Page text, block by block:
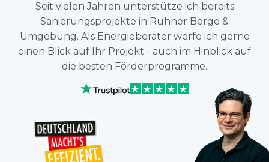
Seit vielen Jahren unterstütze ich bereits
Sanierungsprojekte in Ruhner Berge &
Umgebung. Als Energieberater werfe ich gerne
einen Blick auf Ihr Projekt - auch im Hinblick auf
die besten Förderprogramme.